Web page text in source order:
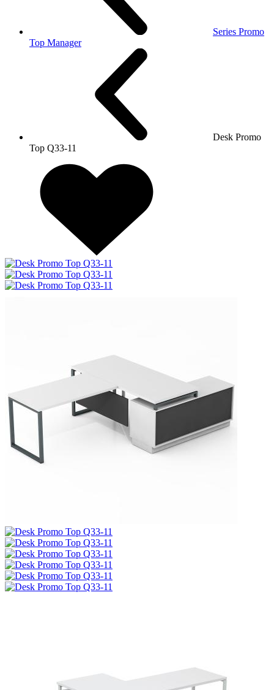
Series Promo
Top Manager
Desk Promo
Top Q33-11